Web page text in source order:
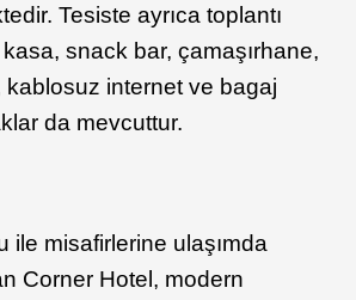
Tesiste ayrıca toplantı
snack bar, çamaşırhane,
kablosuz internet ve bagaj
da mevcuttur.
ile misafirlerine ulaşımda
Corner Hotel, modern